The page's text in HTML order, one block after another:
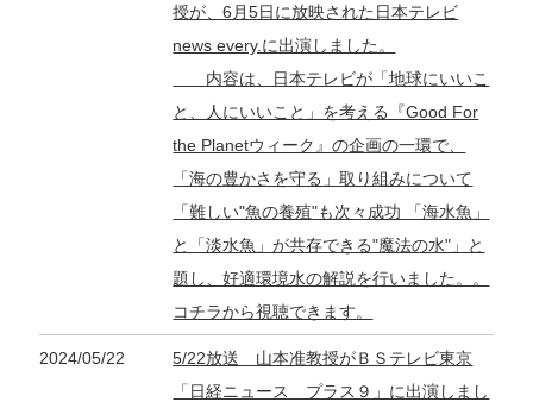
授が、6月5日に放映された日本テレビ
news every.に出演しました。
内容は、日本テレビが「地球にいいこ
と、人にいいこと」を考える『Good For
the Planetウィーク』の企画の一環で、
「海の豊かさを守る」取り組みについて
「難しい"魚の養殖"も次々成功 「海水魚」
と「淡水魚」が共存できる"魔法の水"」と
題し、好適環境水の解説を行いました。。
コチラから視聴できます。
2024/05/22
5/22放送 山本准教授がＢＳテレビ東京
「日経ニュース プラス９」に出演しまし